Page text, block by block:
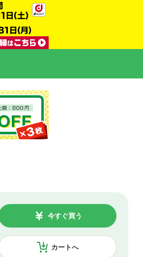
カートへ
今すぐ買う